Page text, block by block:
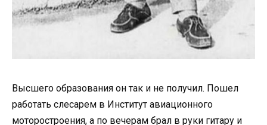
Высшего образования он так и не получил. Пошел
работать слесарем в Институт авиационного
моторостроения, а по вечерам брал в руки гитару и